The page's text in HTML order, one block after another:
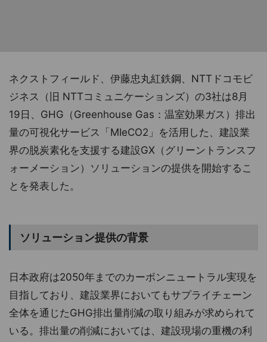
ネクストフィールド、伊藤忠丸紅鉄鋼、NTTドコモビ
ジネス（旧 NTTコミュニケーションズ）の3社は8月
19日、GHG（Greenhouse Gas：温室効果ガス）排出
量の可視化サービス「MIeCO2」を活用した、建設業
界の脱炭素化を支援する建設GX（グリーントランスフ
ォーメーション）ソリューションの提供を開始するこ
とを発表した。
ソリューション提供の背景
日本政府は2050年までのカーボンニュートラル実現を
目指しており、建設業界においてもサプライチェーン
全体を通じたGHG排出量削減の取り組みが求められて
いる。排出量の削減においては、建設現場の重機の利